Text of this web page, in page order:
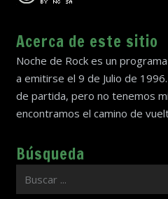
Acerca de este sitio
Noche de Rock es un
a emitirse el 9 de Julio de 1996.
de partida, pero no tenemos
encontramos el camino de
Búsqueda